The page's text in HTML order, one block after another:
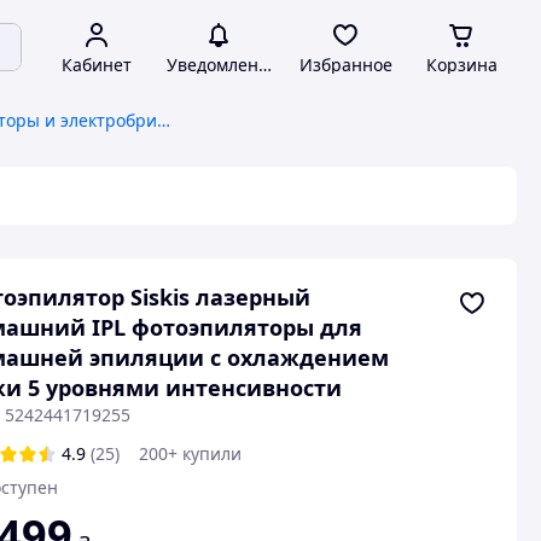
Кабинет Уведомления Избранное Корзина
Женские эпиляторы и электробритвы
Siskis лазерный
IPL фотоэпиляторы для
эпиляции с охлаждением
5 уровнями интенсивности
4.9 (25)
200+ купили